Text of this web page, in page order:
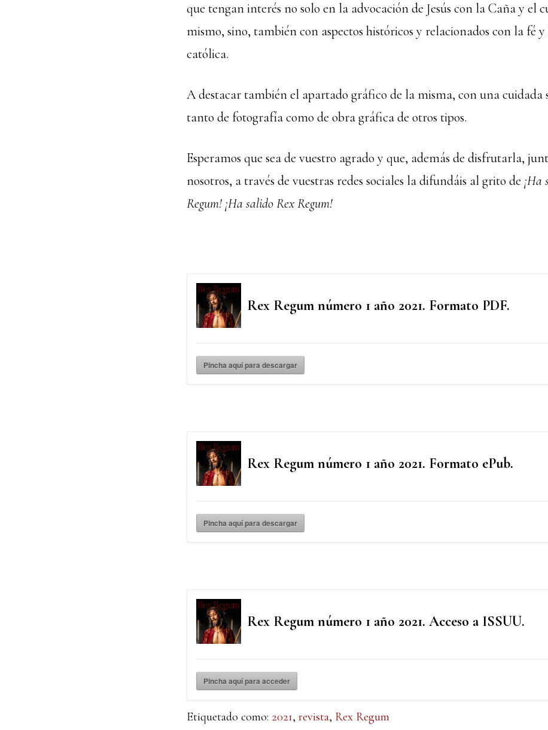
que tengan interés no solo en la advocación de Jesús con la Caña y el
mismo, sino, también con aspectos históricos y relacionados con la fé
católica.
A destacar también el apartado gráfico de la misma, con una cuidada
tanto de fotografía como de obra gráfica de otros tipos.
Esperamos que sea de vuestro agrado y que, además de disfrutarla,
nosotros, a través de vuestras redes sociales la difundáis al grito de ¡Ha
Regum! ¡Ha salido Rex Regum!
Rex Regum número 1 año 2021. Formato PDF.
Pincha aquí para descargar
Rex Regum número 1 año 2021. Formato ePub.
Pincha aquí para descargar
Rex Regum número 1 año 2021. Acceso a ISSUU.
Pincha aquí para acceder
Etiquetado como: 2021, revista, Rex Regum